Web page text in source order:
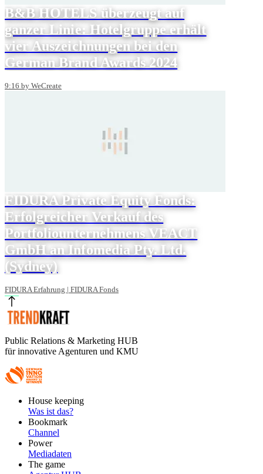
B&B HOTELS überzeugt auf
ganzer Linie: Hotelgruppe erhält
vier Auszeichnungen bei den
German Brand Awards 2024
9:16 by WeCreate
FIDURA Private Equity Fonds:
Erfolgreicher Verkauf des
Portfoliounternehmens VEACT
GmbH an Infomedia Pty. Ltd.
(Sydney)
FIDURA Erfahrung | FIDURA Fonds
Public Relations & Marketing HUB
für innovative Agenturen und KMU
FooterHouse keeping
Was ist das?
Bookmark
Channel
Power
Mediadaten
The game